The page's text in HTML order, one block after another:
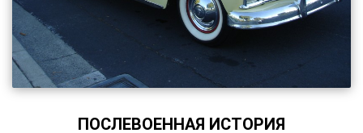
ПОСЛЕВОЕННАЯ ИСТОРИЯ